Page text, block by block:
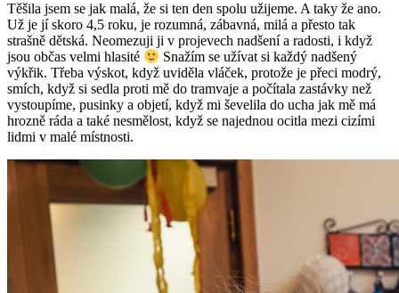
Těšila jsem se jak malá, že si ten den spolu užijeme. A taky že ano.
Už je jí skoro 4,5 roku, je rozumná, zábavná, milá a přesto tak
strašně dětská. Neomezuji ji v projevech nadšení a radosti, i když
jsou občas velmi hlasité
Snažím se užívat si každý nadšený
výkřik. Třeba výskot, když uviděla vláček, protože je přeci modrý,
smích, když si sedla proti mě do tramvaje a počítala zastávky než
vystoupíme, pusinky a objetí, když mi ševelila do ucha jak mě má
hrozně ráda a také nesmělost, když se najednou ocitla mezi cizími
lidmi v malé místnosti.